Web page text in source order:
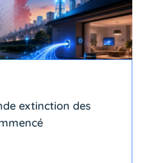
extinction des